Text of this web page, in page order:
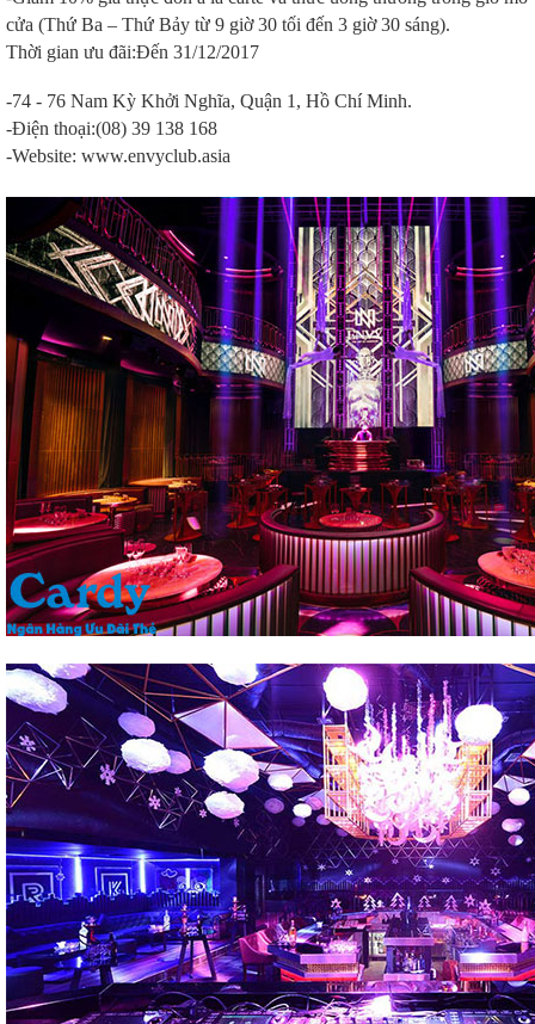
cửa (Thứ Ba – Thứ Bảy từ 9 giờ 30 tối đến 3 giờ 30 sáng).
Thời gian ưu đãi:Đến 31/12/2017
-74 - 76 Nam Kỳ Khởi Nghĩa, Quận 1, Hồ Chí Minh.
-Điện thoại:(08) 39 138 168
-Website: www.envyclub.asia